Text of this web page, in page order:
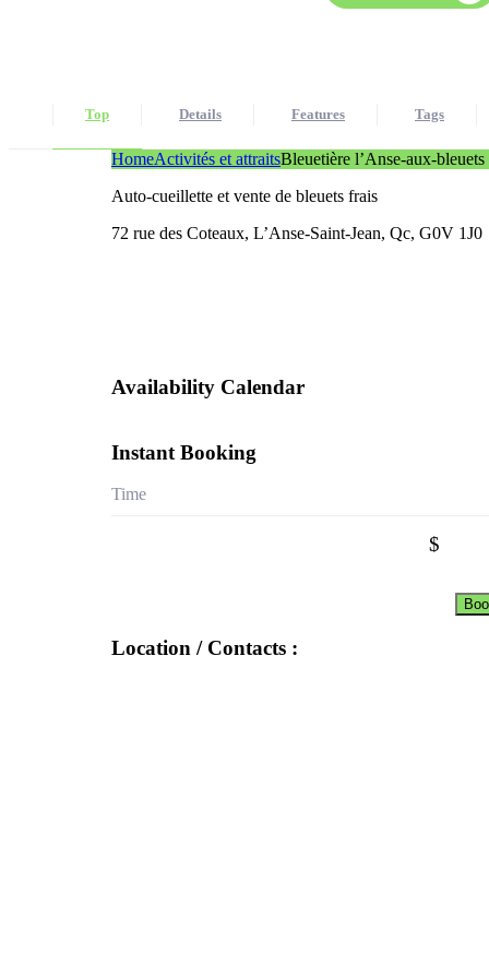
Top Details Features Tags
HomeActivités et attraitsBleuetière l’Anse-aux-bleuets
Auto-cueillette et vente de bleuets frais
72 rue des Coteaux, L’Anse-Saint-Jean, Qc, G0V 1J0
Availability Calendar
Instant Booking
Time
$
Location / Contacts :